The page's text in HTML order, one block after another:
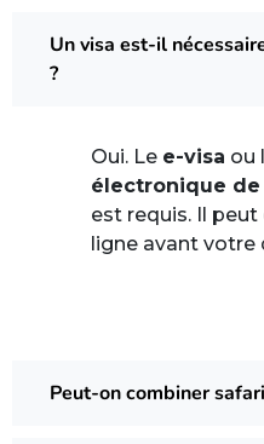
Un visa est-il
?
Oui. Le e-visa ou
électronique de
est requis. Il
ligne avant votre
Peut-on combiner